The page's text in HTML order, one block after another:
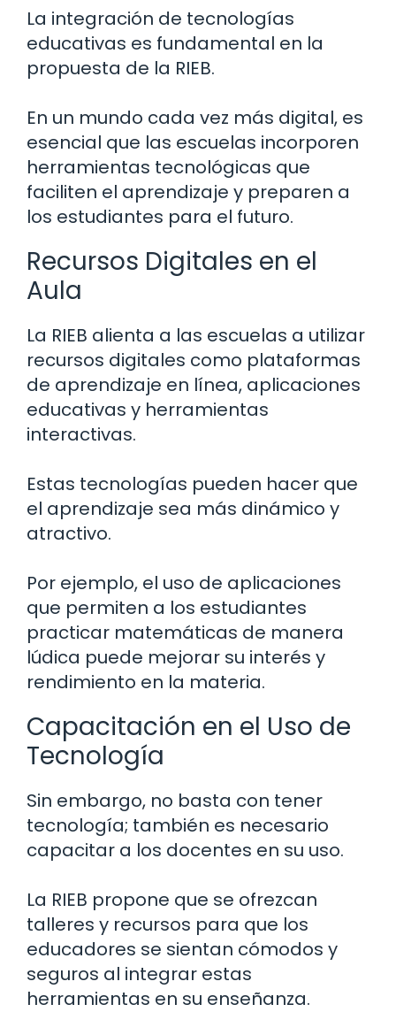
La integración de tecnologías
educativas es fundamental en la
propuesta de la RIEB.
En un mundo cada vez más digital, es
esencial que las escuelas incorporen
herramientas tecnológicas que
faciliten el aprendizaje y preparen a
los estudiantes para el futuro.
Recursos Digitales en el
Aula
La RIEB alienta a las escuelas a utilizar
recursos digitales como plataformas
de aprendizaje en línea, aplicaciones
educativas y herramientas
interactivas.
Estas tecnologías pueden hacer que
el aprendizaje sea más dinámico y
atractivo.
Por ejemplo, el uso de aplicaciones
que permiten a los estudiantes
practicar matemáticas de manera
lúdica puede mejorar su interés y
rendimiento en la materia.
Capacitación en el Uso de
Tecnología
Sin embargo, no basta con tener
tecnología; también es necesario
capacitar a los docentes en su uso.
La RIEB propone que se ofrezcan
talleres y recursos para que los
educadores se sientan cómodos y
seguros al integrar estas
herramientas en su enseñanza.